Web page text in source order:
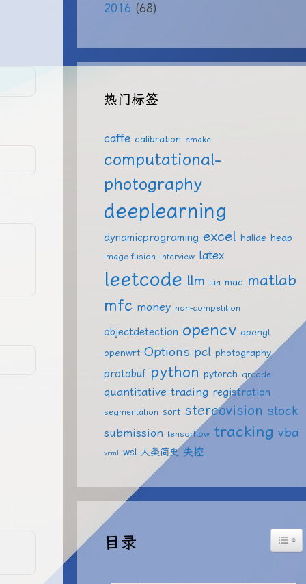
2016 (68)
热门标签
caffe calibration cmake
computational-
photography
deeplearning
dynamicprograming excel halide heap
image fusion interview latex
leetcode llm lua mac matlab
mfc money non-competition
objectdetection opencv opengl
openwrt Options pcl photography
protobuf python pytorch qrcode
quantitative trading registration
segmentation sort stereovision stock
submission tensorflow tracking vba
vrml wsl 人类简史 失控
目录